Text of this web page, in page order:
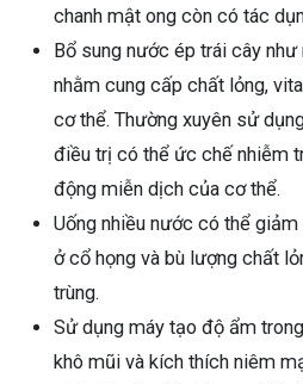
chanh mật ong còn có tác
Bổ sung nước ép trái cây
nhằm cung cấp chất lỏng,
cơ thể. Thường xuyên sử
điều trị có thể ức chế nhiễm
động miễn dịch của cơ thể.
Uống nhiều nước có thể
ở cổ họng và bù lượng chất
trùng.
Sử dụng máy tạo độ ẩm
khô mũi và kích thích niêm